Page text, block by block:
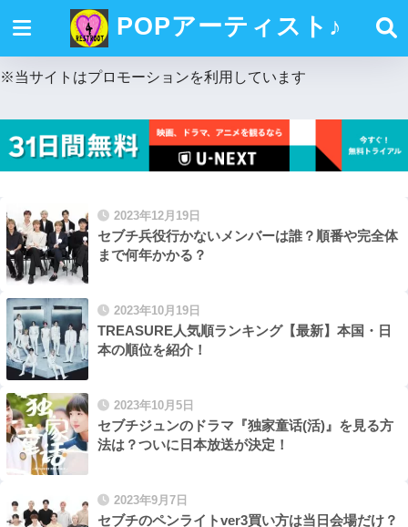
POPアーティスト♪
※当サイトはプロモーションを利用しています
2023年12月19日
セブチ兵役行かないメンバーは誰？順番や完全体
まで何年かかる？
2023年10月19日
TREASURE人気順ランキング【最新】本国・日
本の順位を紹介！
2023年10月5日
セブチジュンのドラマ『独家童话(活)』を見る方
法は？ついに日本放送が決定！
2023年9月7日
セブチのペンライトver3買い方は当日会場だけ？